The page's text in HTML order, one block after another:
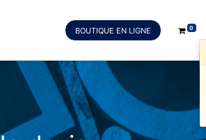
BOUTIQUE EN LIGNE 0